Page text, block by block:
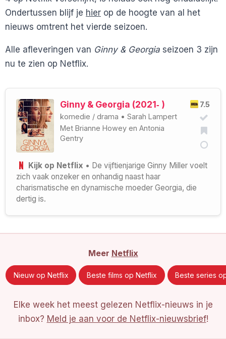
Ondertussen blijf je hier op de hoogte van al het
nieuws omtrent het vierde seizoen.
Alle afleveringen van Ginny & Georgia seizoen 3 zijn
nu te zien op Netflix.
7.5
Ginny & Georgia (2021‑ )
komedie / drama • Sarah Lampert
Met Brianne Howey en Antonia
Gentry
Kijk op Netflix • De vijftienjarige Ginny Miller voelt
zich vaak onzeker en onhandig naast haar
charismatische en dynamische moeder Georgia, die
dertig is.
Meer Netflix
Nieuw op Netflix Beste films op Netflix Beste series
Elke week het meest gelezen Netflix-nieuws in je
inbox? Meld je aan voor de Netflix-nieuwsbrief!